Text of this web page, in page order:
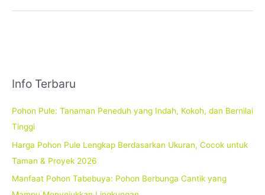
Info Terbaru
Pohon Pule: Tanaman Peneduh yang Indah, Kokoh, dan Bernilai
Tinggi
Harga Pohon Pule Lengkap Berdasarkan Ukuran, Cocok untuk
Taman & Proyek 2026
Manfaat Pohon Tabebuya: Pohon Berbunga Cantik yang